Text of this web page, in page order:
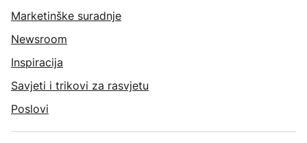
Marketinške suradnje
Newsroom
Inspiracija
Savjeti i trikovi za rasvjetu
Poslovi